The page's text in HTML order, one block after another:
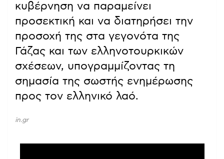
κυβέρνηση να παραμείνει
προσεκτική και να διατηρήσει την
προσοχή της στα γεγονότα της
Γάζας και των ελληνοτουρκικών
σχέσεων, υπογραμμίζοντας τη
σημασία της σωστής ενημέρωσης
προς τον ελληνικό λαό.
in.gr